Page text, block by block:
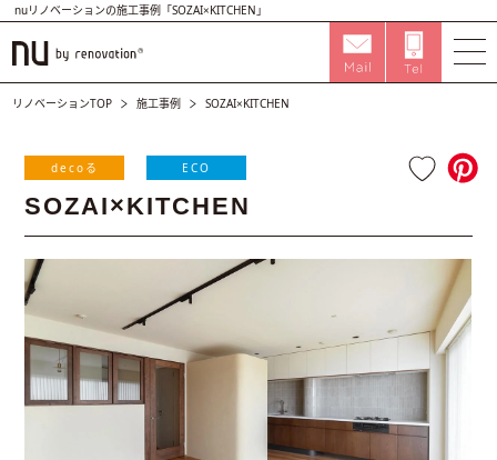
nuリノベーションの施工事例「SOZAI×KITCHEN」
リノベーションTOP 施工事例 SOZAI×KITCHEN
decoる ECO
SOZAI×KITCHEN